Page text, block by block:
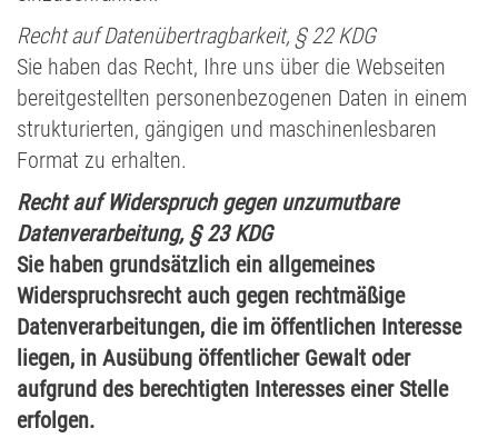
Recht auf Datenübertragbarkeit, § 22 KDG
Sie haben das Recht, Ihre uns über die Webseiten
bereitgestellten personenbezogenen Daten in einem
strukturierten, gängigen und maschinenlesbaren
Format zu erhalten.
Recht auf Widerspruch gegen unzumutbare
Datenverarbeitung, § 23 KDG
Sie haben grundsätzlich ein allgemeines
Widerspruchsrecht auch gegen rechtmäßige
Datenverarbeitungen, die im öffentlichen Interesse
liegen, in Ausübung öffentlicher Gewalt oder
aufgrund des berechtigten Interesses einer Stelle
erfolgen.